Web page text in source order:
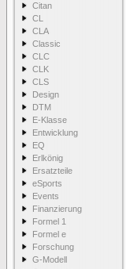
Citan
CL
CLA
Classic
CLC
CLK
CLS
Design
DTM
E-Klasse
Entwicklung
EQ
Erlkönig
Ersatzteile
eSports
Events
Finanzierung
Formel 1
Formel e
Forschung
G-Modell